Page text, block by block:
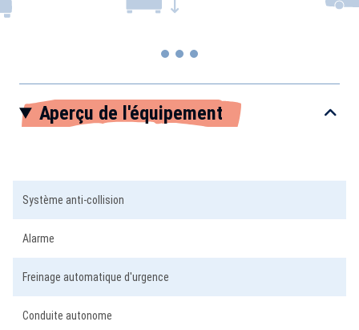
Aperçu de l'équipement
Système anti-collision
Alarme
Freinage automatique d'urgence
Conduite autonome